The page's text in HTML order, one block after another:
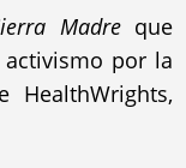
Madreque
por la